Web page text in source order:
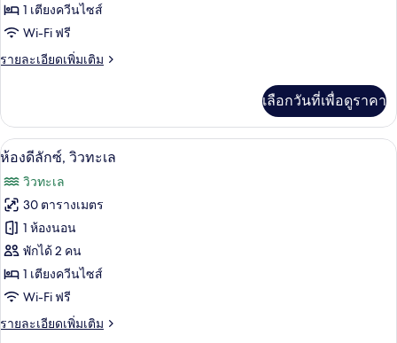
ดี
ลัก
ซ์
1 เตียงควีนไซส์
Wi-Fi ฟรี
รายละเอียดเพิ่มเติม
ราย
เกี่ยว
กับ
ห้อง
ลัก
ซ์
เลือกวันที่เพื่อดูราคา
เปิด
ภาพถ่าย
ทั้งหมด
ของ
ห้อง
ดี
ลัก
ซ์,
ห้องดีลักซ์, วิวทะเล | ตู้นิรภัยในห้องพั
3
ห้องดีลักซ์, วิวทะเล
วิวทะเล
30 ตารางเมตร
1 ห้องนอน
พักได้ 2 คน
1 เตียงควีนไซส์
Wi-Fi ฟรี
รายละเอียดเพิ่มเติม
ราย